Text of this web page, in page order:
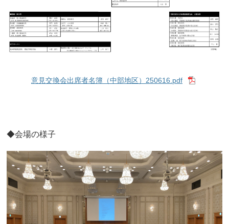
意見交換会出席者名簿（中部地区）250616.pdf
◆会場の様子